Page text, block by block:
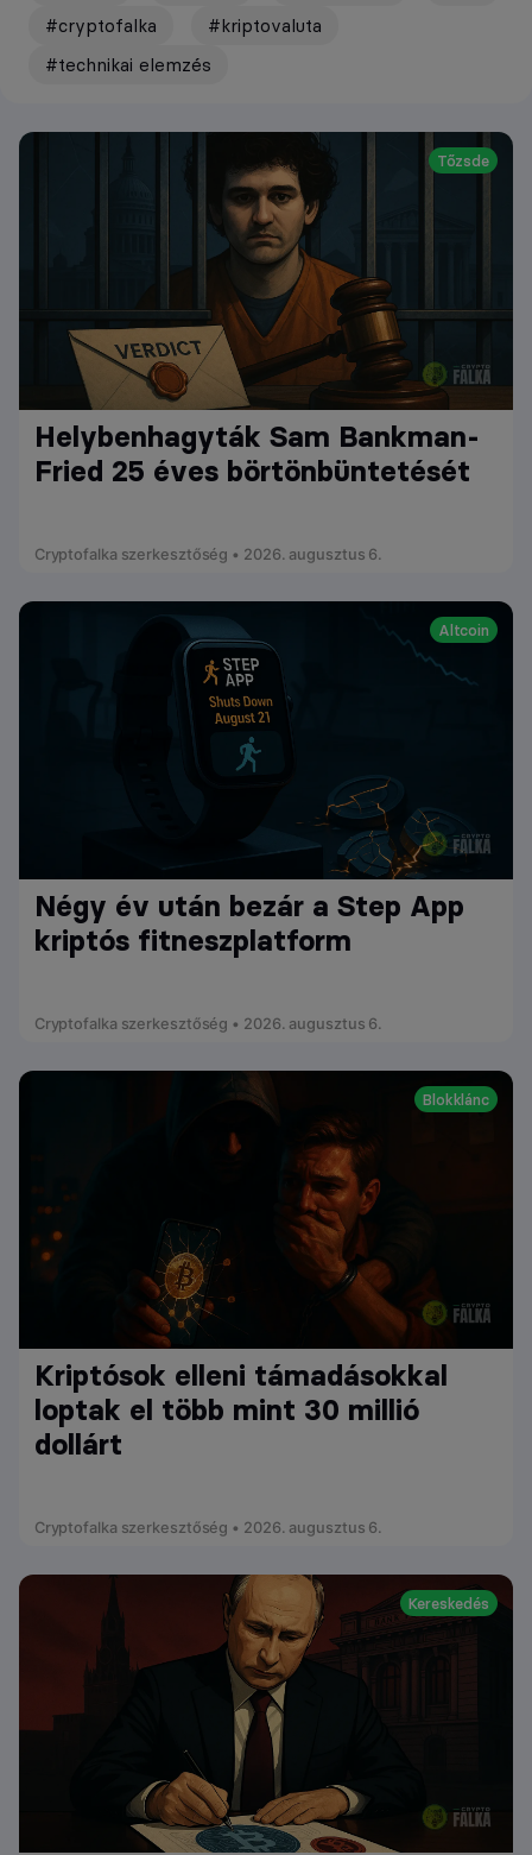
#cryptofalka
#kriptovaluta
#technikai elemzés
Tőzsde
Helybenhagyták Sam Bankman-
Fried 25 éves börtönbüntetését
Cryptofalka szerkesztőség • 2026. augusztus 6.
Altcoin
Négy év után bezár a Step App
kriptós fitneszplatform
Cryptofalka szerkesztőség • 2026. augusztus 6.
Blokklánc
Kriptósok elleni támadásokkal
loptak el több mint 30 millió
dollárt
Cryptofalka szerkesztőség • 2026. augusztus 6.
Kereskedés